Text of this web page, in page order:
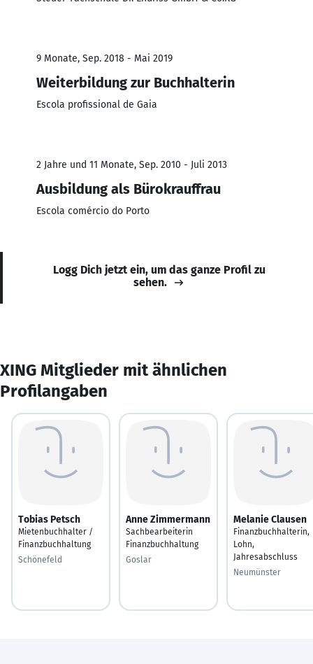
9 Monate, Sep. 2018 - Mai 2019
Weiterbildung zur Buchhalterin
Escola profissional de Gaia
2 Jahre und 11 Monate, Sep. 2010 - Juli 2013
Ausbildung als Bürokrauffrau
Escola comércio do Porto
Logg Dich jetzt ein, um das ganze Profil zu
sehen.
XING Mitglieder mit ähnlichen
Profilangaben
Tobias Petsch
Mietenbuchhalter /
Finanzbuchhaltung
Schönefeld
Anne Zimmermann
Sachbearbeiterin
Finanzbuchhaltung
Goslar
Melanie Clausen
Finanzbuchhalterin,
Lohn,
Jahresabschluss
Neumünster